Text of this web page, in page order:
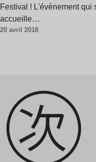
Festival ! L'évènement qui
accueille…
20 avril 2018